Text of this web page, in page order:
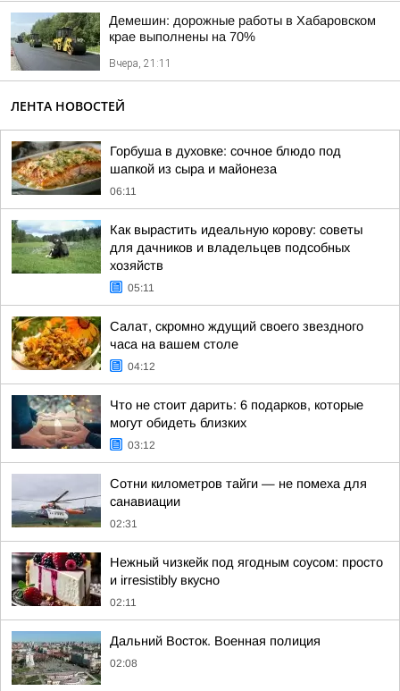
Демешин: дорожные работы в Хабаровском
крае выполнены на 70%
Вчера, 21:11
ЛЕНТА НОВОСТЕЙ
Горбуша в духовке: сочное блюдо под
шапкой из сыра и майонеза
06:11
Как вырастить идеальную корову: советы
для дачников и владельцев подсобных
хозяйств
05:11
Салат, скромно ждущий своего звездного
часа на вашем столе
04:12
Что не стоит дарить: 6 подарков, которые
могут обидеть близких
03:12
Сотни километров тайги — не помеха для
санавиации
02:31
Нежный чизкейк под ягодным соусом: просто
и irresistibly вкусно
02:11
Дальний Восток. Военная полиция
02:08